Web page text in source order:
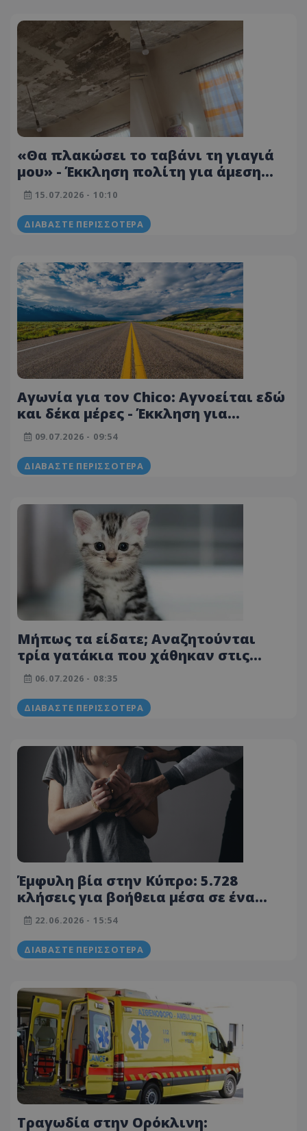
«Θα πλακώσει το ταβάνι τη γιαγιά
μου» - Έκκληση πολίτη για άμεση
βοήθεια - Δείτε φωτογραφία
15.07.2026 - 10:10
ΔΙΑΒΆΣΤΕ ΠΕΡΙΣΣΌΤΕΡΑ
Αγωνία για τον Chico: Αγνοείται εδώ
και δέκα μέρες - Έκκληση για
βοήθεια, προσφέρεται αμοιβή
09.07.2026 - 09:54
ΔΙΑΒΆΣΤΕ ΠΕΡΙΣΣΌΤΕΡΑ
Μήπως τα είδατε; Αναζητούνται
τρία γατάκια που χάθηκαν στις
Πλάτρες - Εκκληση για βοήθεια -
Φωτογραφίες
06.07.2026 - 08:35
ΔΙΑΒΆΣΤΕ ΠΕΡΙΣΣΌΤΕΡΑ
Έμφυλη βία στην Κύπρο: 5.728
κλήσεις για βοήθεια μέσα σε ένα
χρόνο
22.06.2026 - 15:54
ΔΙΑΒΆΣΤΕ ΠΕΡΙΣΣΌΤΕΡΑ
Τραγωδία στην Ορόκλινη: